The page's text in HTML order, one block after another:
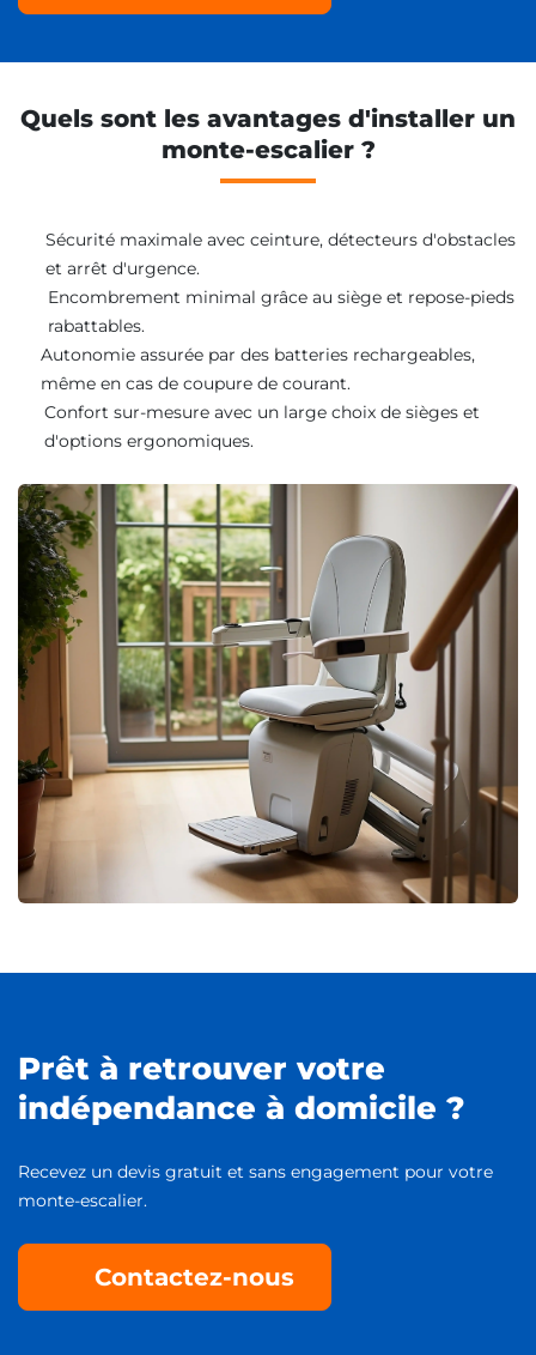
Quels sont les avantages d'installer un
monte-escalier ?
Sécurité maximale avec ceinture, détecteurs d'obstacles
et arrêt d'urgence.
Encombrement minimal grâce au siège et repose-pieds
rabattables.
Autonomie assurée par des batteries rechargeables,
même en cas de coupure de courant.
Confort sur-mesure avec un large choix de sièges et
d'options ergonomiques.
Prêt à retrouver votre
indépendance à domicile ?
Recevez un devis gratuit et sans engagement pour votre
monte-escalier.
Contactez-nous